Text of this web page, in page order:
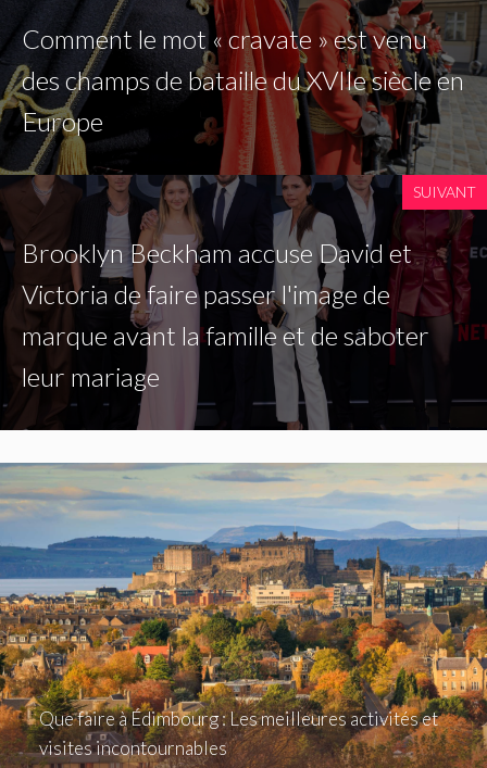
Comment le mot « cravate » est venu
des champs de bataille du XVIIe siècle en
Europe
SUIVANT
Brooklyn Beckham accuse David et
Victoria de faire passer l'image de
marque avant la famille et de saboter
leur mariage
Que faire à Édimbourg : Les meilleures activités et
visites incontournables